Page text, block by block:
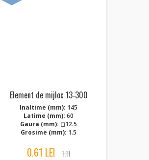
Element de mijloc 13‑300
Inaltime (mm): 145
Latime (mm): 60
Gaura (mm): ◻12.5
Grosime (mm): 1.5
0.61 LEI 1.11